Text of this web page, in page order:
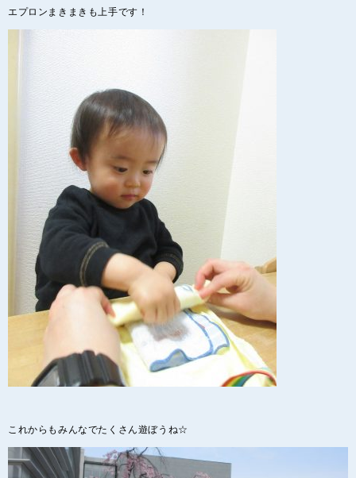
エプロンまきまきも上手です！
これからもみんなでたくさん遊ぼうね☆